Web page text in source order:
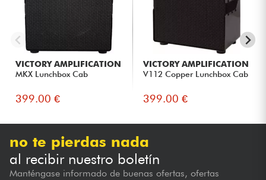
VICTORY AMPLIFICATION
MKX Lunchbox Cab
399.00 €
VICTORY AMPLIFICATION
V112 Copper Lunchbox Cab
399.00 €
no te pierdas nada
al recibir nuestro boletín
Manténgase informado de buenas ofertas, ofertas